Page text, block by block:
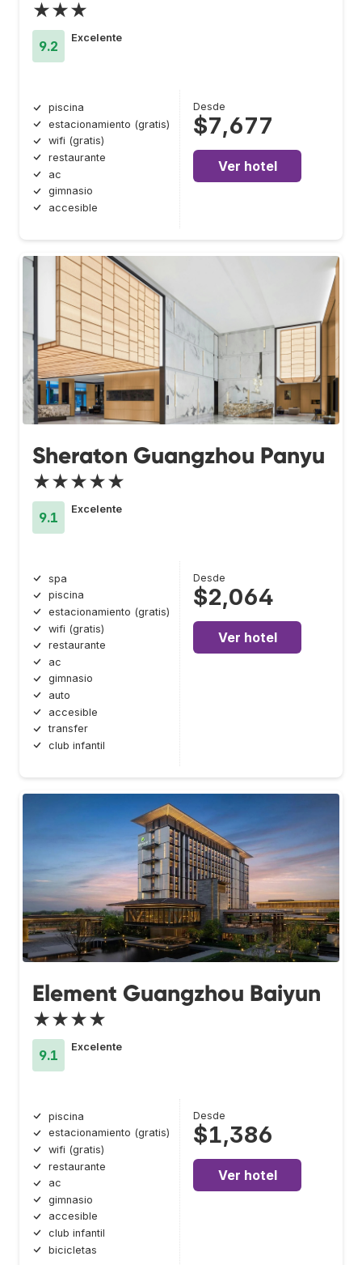
★★★
9.2
Excelente
piscina
estacionamiento (gratis)
wifi (gratis)
restaurante
ac
gimnasio
accesible
Desde
$7,677
Ver hotel
Sheraton Guangzhou Panyu
★★★★★
9.1
Excelente
spa
piscina
estacionamiento (gratis)
wifi (gratis)
restaurante
ac
gimnasio
auto
accesible
transfer
club infantil
Desde
$2,064
Ver hotel
Element Guangzhou Baiyun
★★★★
9.1
Excelente
piscina
estacionamiento (gratis)
wifi (gratis)
restaurante
ac
gimnasio
accesible
club infantil
bicicletas
Desde
$1,386
Ver hotel